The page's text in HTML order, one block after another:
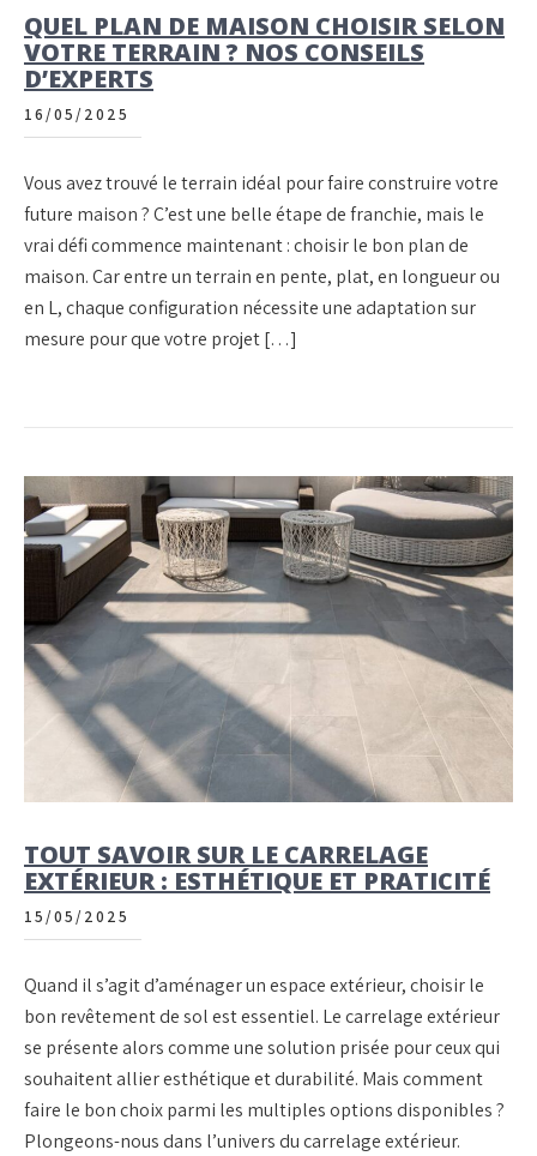
QUEL PLAN DE MAISON CHOISIR SELON
VOTRE TERRAIN ? NOS CONSEILS
D’EXPERTS
16/05/2025
Vous avez trouvé le terrain idéal pour faire construire votre
future maison ? C’est une belle étape de franchie, mais le
vrai défi commence maintenant : choisir le bon plan de
maison. Car entre un terrain en pente, plat, en longueur ou
en L, chaque configuration nécessite une adaptation sur
mesure pour que votre projet […]
TOUT SAVOIR SUR LE CARRELAGE
EXTÉRIEUR : ESTHÉTIQUE ET PRATICITÉ
15/05/2025
Quand il s’agit d’aménager un espace extérieur, choisir le
bon revêtement de sol est essentiel. Le carrelage extérieur
se présente alors comme une solution prisée pour ceux qui
souhaitent allier esthétique et durabilité. Mais comment
faire le bon choix parmi les multiples options disponibles ?
Plongeons-nous dans l’univers du carrelage extérieur.